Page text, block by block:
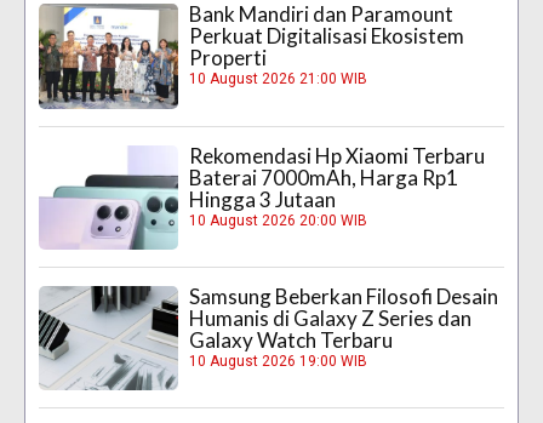
Bank Mandiri dan Paramount
Perkuat Digitalisasi Ekosistem
Properti
10 August 2026 21:00 WIB
Rekomendasi Hp Xiaomi Terbaru
Baterai 7000mAh, Harga Rp1
Hingga 3 Jutaan
10 August 2026 20:00 WIB
Samsung Beberkan Filosofi Desain
Humanis di Galaxy Z Series dan
Galaxy Watch Terbaru
10 August 2026 19:00 WIB